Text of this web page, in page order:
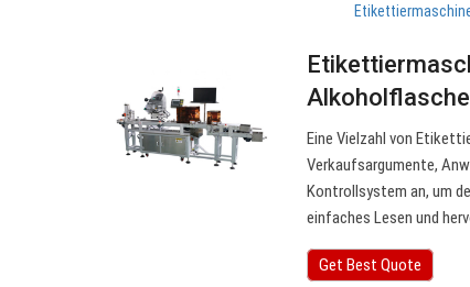
Eine Vielzahl von
Verkaufsargumente,
Kontrollsystem an, um
einfaches Lesen und
Get Best Quote